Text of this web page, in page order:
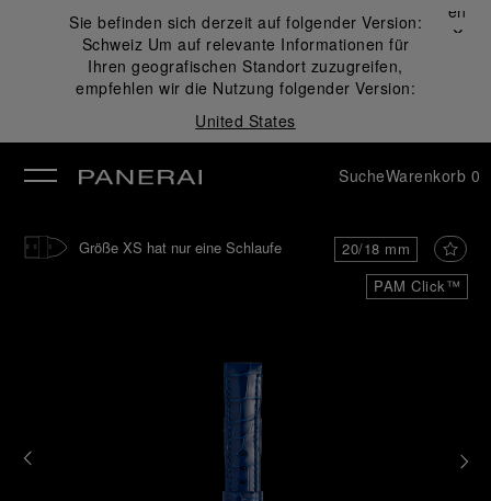
Sie befinden sich derzeit auf folgender Version:
Schweiz Um auf relevante Informationen für
Ihren geografischen Standort zuzugreifen,
empfehlen wir die Nutzung folgender Version:
United States
Schließen
✕
SucheWarenkorb 0
PAM Click™
20/18 mm
Größe XS hat nur eine Schlaufe